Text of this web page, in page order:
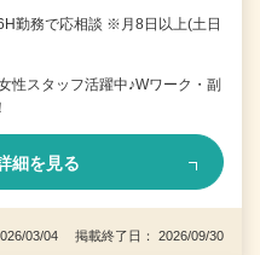
勤務で応相談 ※月8日以上(土日
性スタッフ活躍中♪Wワーク・副
細を見る
03/04 掲載終了日： 2026/09/30